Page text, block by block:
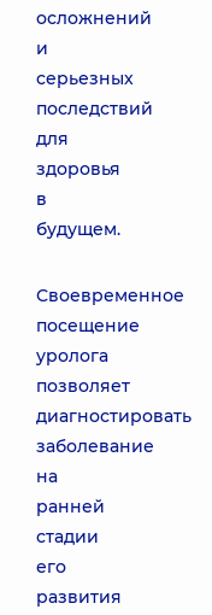
осложнений
и
серьезных
последствий
для
здоровья
в
будущем.
Своевременное
посещение
уролога
позволяет
диагностировать
заболевание
на
ранней
стадии
его
развития